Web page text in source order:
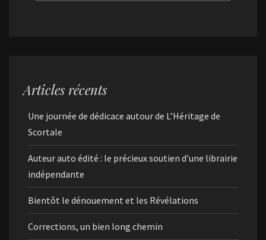
Articles récents
Une journée de dédicace autour de L’Héritage de
Scortale
Auteur auto édité : le précieux soutien d’une librairie
indépendante
Bientôt le dénouement et les Révélations
Corrections, un bien long chemin